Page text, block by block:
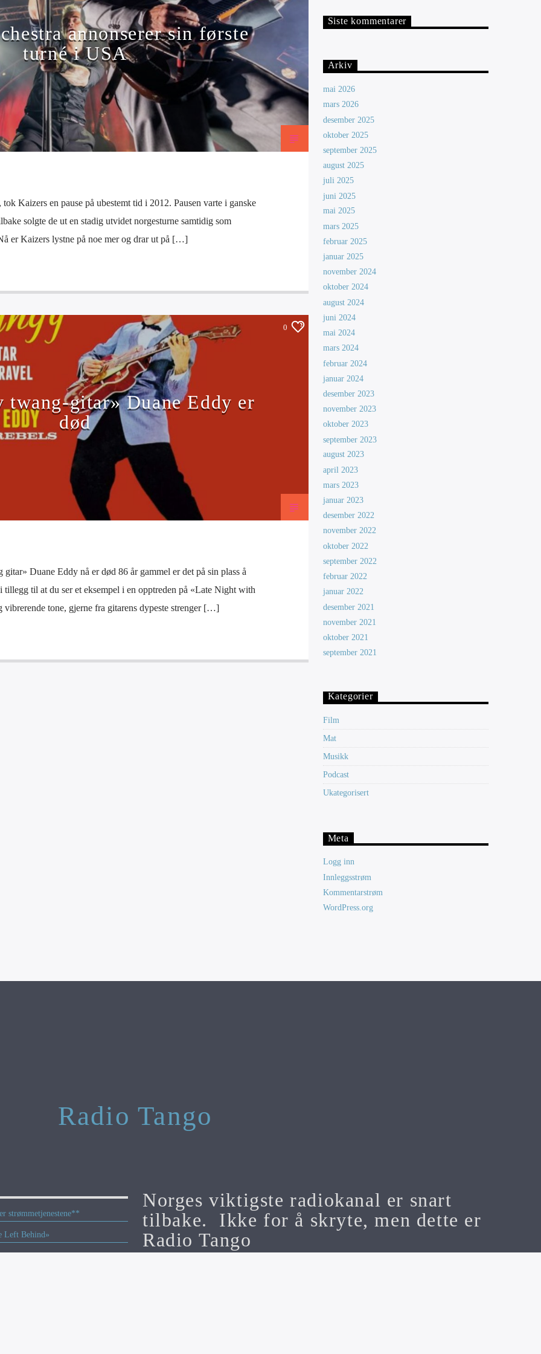
annonserer sin første
turné i USA
Kaizers en pause på ubestemt tid i 2012. Pausen varte i ganske
solgte de ut en stadig utvidet norgesturne samtidig som
er Kaizers lystne på noe mer og drar ut på […]
0
twang-gitar» Duane Eddy er
død
Duane Eddy nå er død 86 år gammel er det på sin plass å
til at du ser et eksempel i en opptreden på «Late Night with
tone, gjerne fra gitarens dypeste strenger […]
Siste kommentarer
Arkiv
mai 2026
mars 2026
desember 2025
oktober 2025
september 2025
august 2025
juli 2025
juni 2025
mai 2025
mars 2025
februar 2025
januar 2025
november 2024
oktober 2024
august 2024
juni 2024
mai 2024
mars 2024
februar 2024
januar 2024
desember 2023
november 2023
oktober 2023
september 2023
august 2023
april 2023
mars 2023
januar 2023
desember 2022
november 2022
oktober 2022
september 2022
februar 2022
januar 2022
desember 2021
november 2021
oktober 2021
september 2021
Kategorier
Film
Mat
Musikk
Podcast
Ukategorisert
Meta
Logg inn
Innleggsstrøm
Kommentarstrøm
WordPress.org
Radio Tango
strømmetjenestene**
Left Behind»
Norges viktigste radiokanal er snart
tilbake. Ikke for å skryte, men dette er
Radio Tango